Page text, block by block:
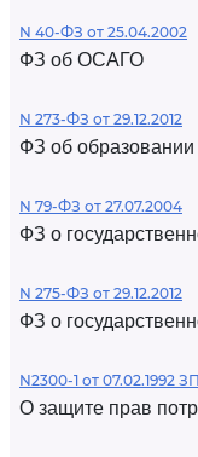
N 40-ФЗ от 25.04.2002
ФЗ об ОСАГО
N 273-ФЗ от 29.12.2012
ФЗ об образовании
N 79-ФЗ от 27.07.2004
ФЗ о
N 275-ФЗ от 29.12.2012
ФЗ о
N2300-1 от 07.02.1992
О защите прав